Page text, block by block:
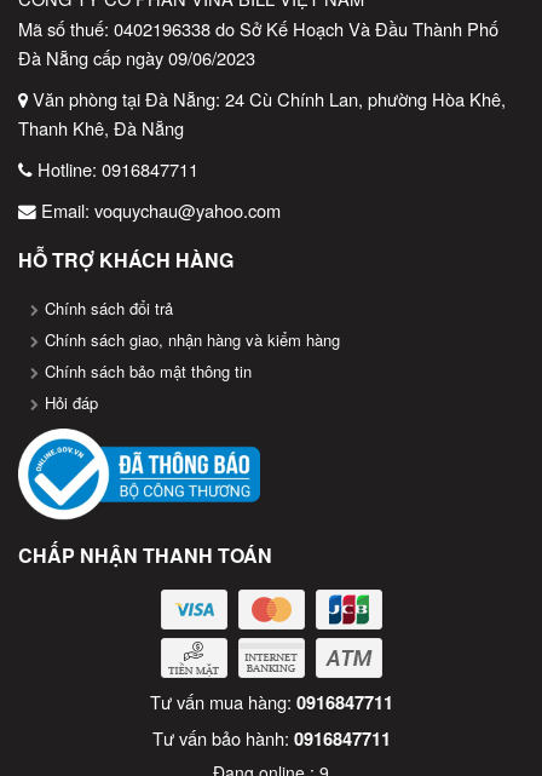
Mã số thuế: 0402196338 do Sở Kế Hoạch Và Đầu Thành Phố
Đà Nẵng cấp ngày 09/06/2023
Văn phòng tại Đà Nẵng: 24 Cù Chính Lan, phường Hòa Khê,
Thanh Khê, Đà Nẵng
Hotline: 0916847711
Email: voquychau@yahoo.com
HỖ TRỢ KHÁCH HÀNG
Chính sách đổi trả
Chính sách giao, nhận hàng và kiểm hàng
Chính sách bảo mật thông tin
Hỏi đáp
CHẤP NHẬN THANH TOÁN
Tư vấn mua hàng: 0916847711
Tư vấn bảo hành: 0916847711